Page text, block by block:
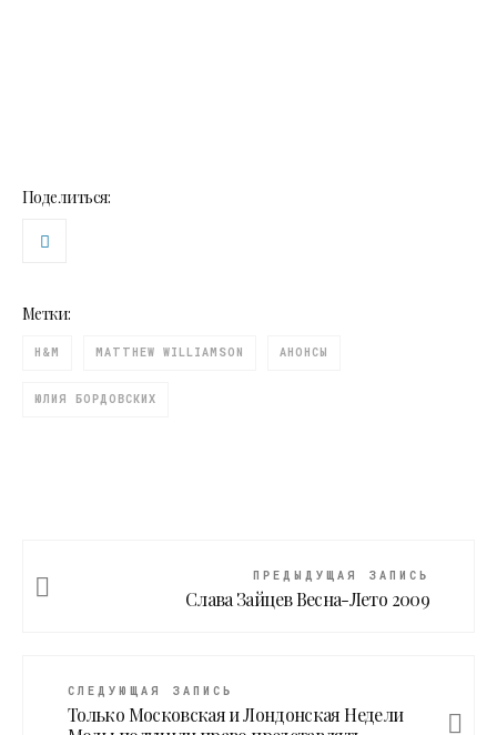
Поделиться:
Метки:
H&M MATTHEW WILLIAMSON АНОНСЫ
ЮЛИЯ БОРДОВСКИХ
ПРЕДЫДУЩАЯ ЗАПИСЬ
Слава Зайцев Весна-Лето 2009
СЛЕДУЮЩАЯ ЗАПИСЬ
Только Московская и Лондонская Недели